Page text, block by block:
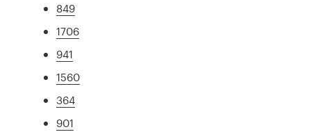
849
1706
941
1560
364
901